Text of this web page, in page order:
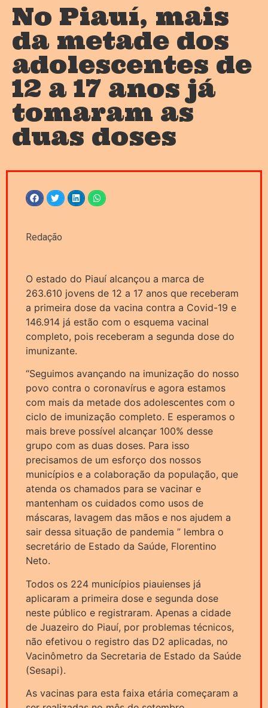
No Piauí, mais
da metade dos
adolescentes de
12 a 17 anos já
tomaram as
duas doses
Redação
O estado do Piauí alcançou a marca de
263.610 jovens de 12 a 17 anos que receberam
a primeira dose da vacina contra a Covid-19 e
146.914 já estão com o esquema vacinal
completo, pois receberam a segunda dose do
imunizante.
“Seguimos avançando na imunização do nosso
povo contra o coronavírus e agora estamos
com mais da metade dos adolescentes com o
ciclo de imunização completo. E esperamos o
mais breve possível alcançar 100% desse
grupo com as duas doses. Para isso
precisamos de um esforço dos nossos
municípios e a colaboração da população, que
atenda os chamados para se vacinar e
mantenham os cuidados como usos de
máscaras, lavagem das mãos e nos ajudem a
sair dessa situação de pandemia ” lembra o
secretário de Estado da Saúde, Florentino
Neto.
Todos os 224 municípios piauienses já
aplicaram a primeira dose e segunda dose
neste público e registraram. Apenas a cidade
de Juazeiro do Piauí, por problemas técnicos,
não efetivou o registro das D2 aplicadas, no
Vacinômetro da Secretaria de Estado da Saúde
(Sesapi).
As vacinas para esta faixa etária começaram a